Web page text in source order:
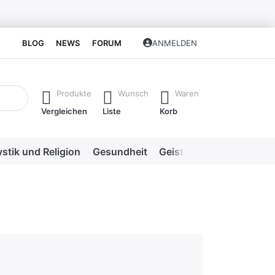
BLOG NEWS FORUM ANMELDEN
erste Ergebnisse. Drücken Sie die Eingabetaste, um alle
Produkte
Vergleichen
Wunsch
Liste
Waren
Korb
und Religion Gesundheit Geistige Heilweisen